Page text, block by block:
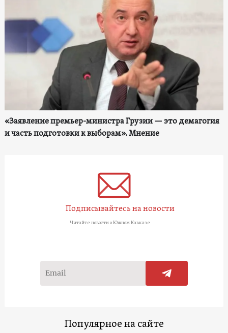
«Заявление премьер-министра Грузии — это демагогия
и часть подготовки к выборам». Мнение
Подписывайтесь на новости
Читайте новости о Южном Кавказе
Популярное на сайте